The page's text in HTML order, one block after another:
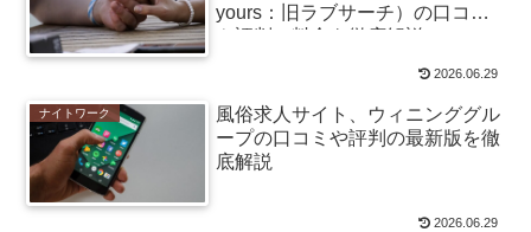
yours：旧ラブサーチ）の口コミ
や評判、料金を徹底解説
2026.06.29
ナイトワーク
風俗求人サイト、ウィニンググル
ープの口コミや評判の最新版を徹
底解説
2026.06.29